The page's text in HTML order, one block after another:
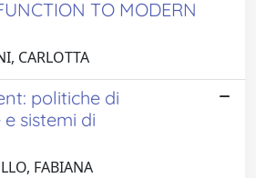
TO MODERN
CARLOTTA
politiche di
sistemi di
FABIANA